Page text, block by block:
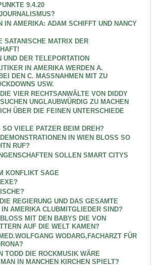
9.4.20
IN AMERIKA: ADAM SCHIFFT UND NANCY
SATANISCHE MATRIX DER
UND DER TELEPORTATION
IN AMERIKA WERDEN A.
DEN C. MASSNAHMEN MIT ZU
USW.
VIER RECHTSANWÄLTE VON DIDDY
UNGLAUBWÜRDIG ZU MACHEN
ÜBER DIE FEINEN UNTERSCHIEDE
SO VIELE PATZER BEIM DREH?
IN WIEN BLOSS SO
RUF?
SOLLEN SMART CITYS
KONFLIKT SAGE
REGIERUNG UND DAS GESAMTE
AMERIKA CLUBMITGLIEDER SIND?
MIT DEN BABYS DIE VON
AUF DIE WELT KAMEN?
WODARG,FACHARZT FÜR
TODD DIE ROCKMUSIK WÄRE
IN MANCHEN KIRCHEN SPIELT?